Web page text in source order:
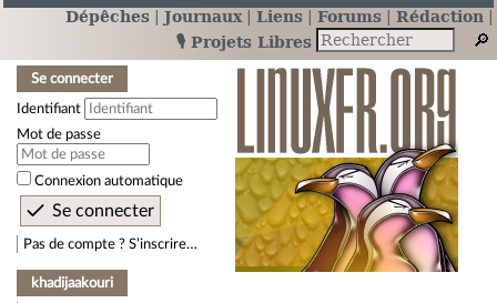
Dépêches Journaux Liens Forums
Rédaction
🎙️ Projets Libres
Se connecter
Identifiant
Mot de passe
Connexion automatique
Pas de compte ? S’inscrire…
khadijaakouri